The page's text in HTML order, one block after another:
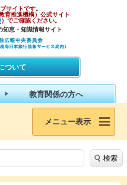
サイトです。
育推進機構）公式サイト
）でご確認ください。
知恵・知識情報サイト
ついて
教育関係の方へ
メニュー表示
検索